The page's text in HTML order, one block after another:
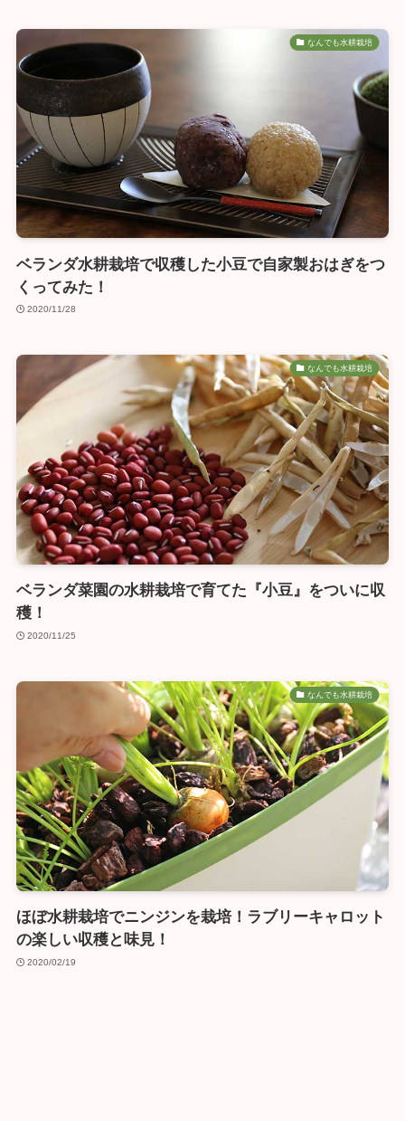
なんでも水耕栽培
ベランダ水耕栽培で収穫した小豆で自家製おはぎをつ
くってみた！
2020/11/28
なんでも水耕栽培
ベランダ菜園の水耕栽培で育てた『小豆』をついに収
穫！
2020/11/25
なんでも水耕栽培
ほぼ水耕栽培でニンジンを栽培！ラブリーキャロット
の楽しい収穫と味見！
2020/02/19